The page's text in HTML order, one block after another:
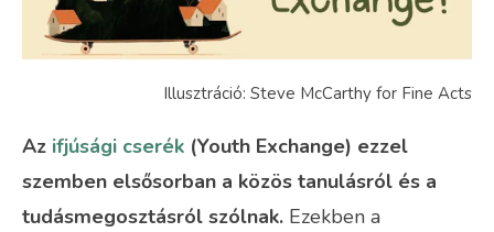
Illusztráció: Steve McCarthy for Fine Acts
Az ifjúsági cserék (Youth Exchange) ezzel
szemben elsősorban a közös tanulásról és a
tudásmegosztásról szólnak. Ezekben a